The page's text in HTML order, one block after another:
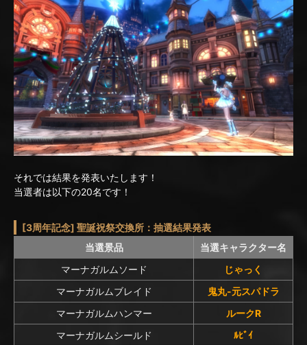
それでは結果を発表いたします！
当選者は以下の20名です！
[3周年記念] 聖誕祝祭交換所：抽選結果発表
当選景品
当選キャラクター名
マーナガルムソード
じゃっく
マーナガルムブレイド
鬼丸-元スパドラ
マーナガルムハンマー
ルークR
マーナガルムシールド
ﾙﾋﾞｲ